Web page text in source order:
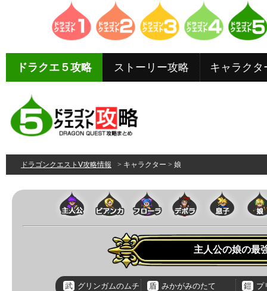
ドラクエ５攻略 ストーリー攻略 キャラクタ
ドラゴンクエストⅤ攻略情報 > キャラクター > 娘
主人公の娘の最
武 グリンガムのムチ 盾 みかがみのたて 鎧 プ